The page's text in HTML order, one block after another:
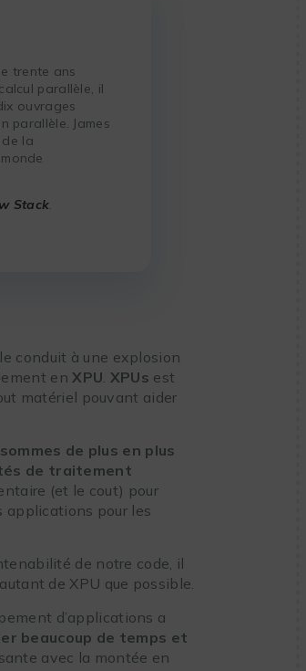
trente ans
parallèle, il
ouvrages
parallèle. James
la
Stack.
conduit à une explosion
enXPU XPUs est
matériel pouvant aider
de plus en plus
de traitement
(et le cout) pour
applications pour les
de notre code, il
de XPU que possible.
d’applications a
beaucoup de temps et
avec la montée en